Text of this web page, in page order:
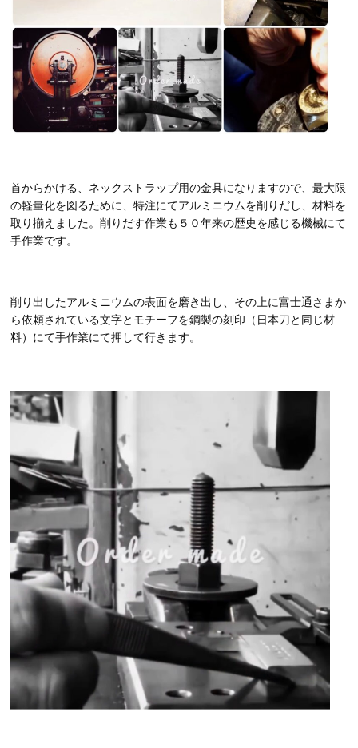
首からかける、ネックストラップ用の金具になりますので、最大限
の軽量化を図るために、特注にてアルミニウムを削りだし、材料を
取り揃えました。削りだす作業も５０年来の歴史を感じる機械にて
手作業です。
削り出したアルミニウムの表面を磨き出し、その上に富士通さまか
ら依頼されている文字とモチーフを鋼製の刻印（日本刀と同じ材
料）にて手作業にて押して行きます。